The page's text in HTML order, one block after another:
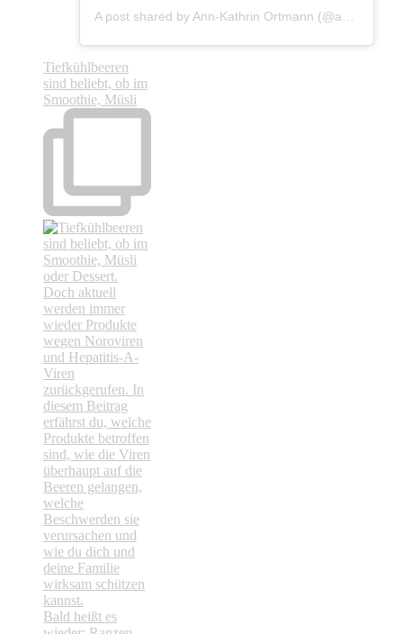
Tiefkühlbeeren
sind beliebt, ob im
Smoothie, Müsli
Bald heißt es